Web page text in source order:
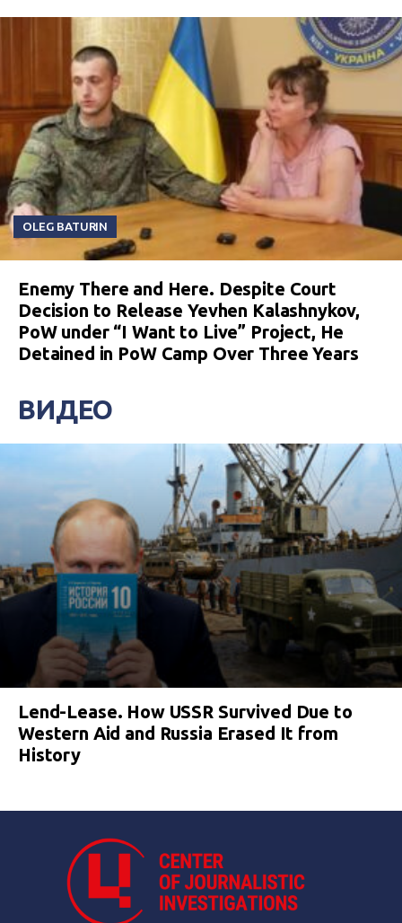
OLEG BATURIN
Enemy There and Here. Despite Court
Decision to Release Yevhen Kalashnykov,
PoW under “I Want to Live” Project, He
Detained in PoW Camp Over Three Years
ВИДЕО
Lend-Lease. How USSR Survived Due to
Western Aid and Russia Erased It from
History